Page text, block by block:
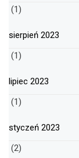
(1)
sierpień 2023
(1)
lipiec 2023
(1)
styczeń 2023
(2)